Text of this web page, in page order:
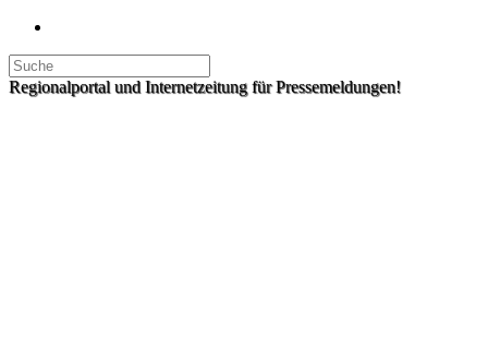
Regionalportal und Internetzeitung für Pressemeldungen!